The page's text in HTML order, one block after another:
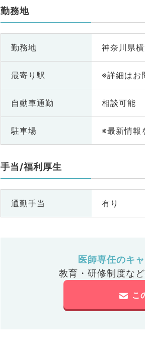
勤務地
勤務地 神奈川県
最寄り駅 ※詳細はお
自動車通勤 相談可能
駐車場 ※最新情報
手当/福利厚生
通勤手当 有り
医師専任のキ
教育・研修制度など
こ